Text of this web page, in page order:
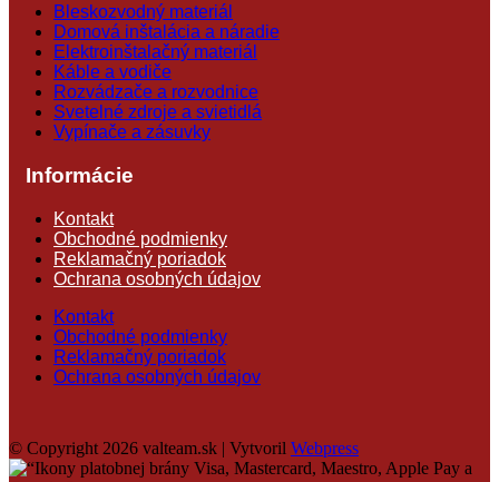
Bleskozvodný materiál
Domová inštalácia a náradie
Elektroinštalačný materiál
Káble a vodiče
Rozvádzače a rozvodnice
Svetelné zdroje a svietidlá
Vypínače a zásuvky
Informácie
Kontakt
Obchodné podmienky
Reklamačný poriadok
Ochrana osobných údajov
Kontakt
Obchodné podmienky
Reklamačný poriadok
Ochrana osobných údajov
© Copyright 2026 valteam.sk | Vytvoril Webpress